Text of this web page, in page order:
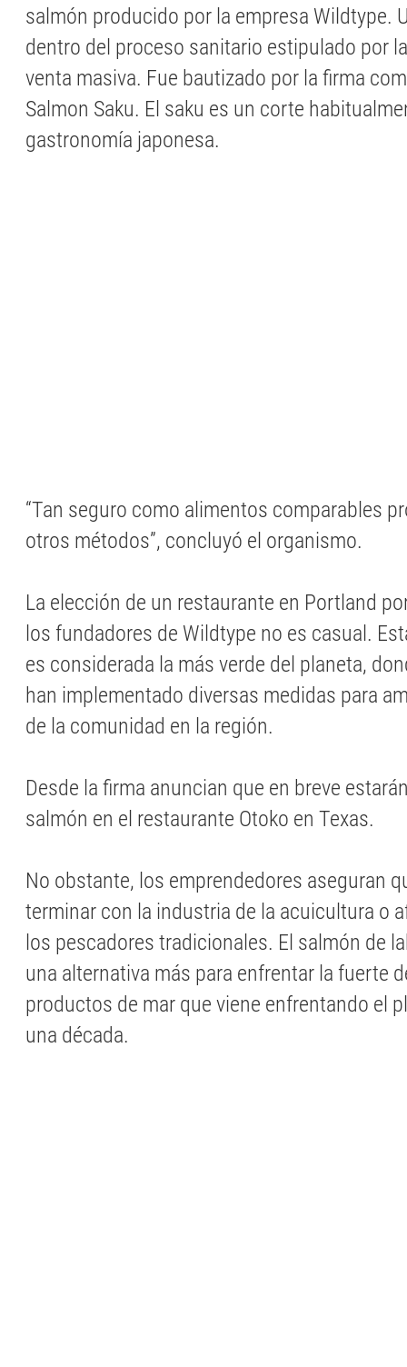
salmón producido por la empresa Wildtype.
dentro del proceso sanitario estipulado por
venta masiva. Fue bautizado por la firma
Salmon Saku. El saku es un corte
gastronomía japonesa.
“Tan seguro como alimentos comparables
otros métodos”, concluyó el organismo.
La elección de un restaurante en Portland
los fundadores de Wildtype no es casual.
es considerada la más verde del planeta,
han implementado diversas medidas para
de la comunidad en la región.
Desde la firma anuncian que en breve
salmón en el restaurante Otoko en Texas.
No obstante, los emprendedores aseguran
terminar con la industria de la acuicultura o
los pescadores tradicionales. El salmón de
una alternativa más para enfrentar la fuerte
productos de mar que viene enfrentando el
una década.